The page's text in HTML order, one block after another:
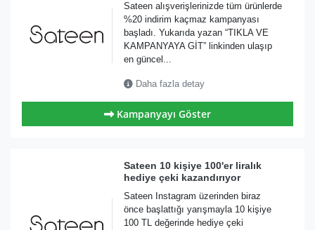
Sateen alışverişlerinizde tüm ürünlerde
%20 indirim kaçmaz kampanyası
başladı. Yukarıda yazan “TIKLA VE
KAMPANYAYA GİT” linkinden ulaşıp
en güncel...
Daha fazla detay
Kampanyayı Göster
Sateen 10 kişiye 100'er liralık
hediye çeki kazandırıyor
Sateen Instagram üzerinden biraz
önce başlattığı yarışmayla 10 kişiye
100 TL değerinde hediye çeki